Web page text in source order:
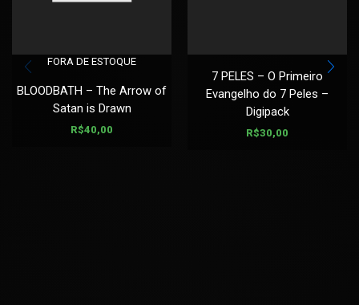
FORA DE ESTOQUE
BLOODBATH – The Arrow of
Satan is Drawn
R$40,00
7 PELES – O Primeiro
Evangelho do 7 Peles –
Digipack
R$30,00